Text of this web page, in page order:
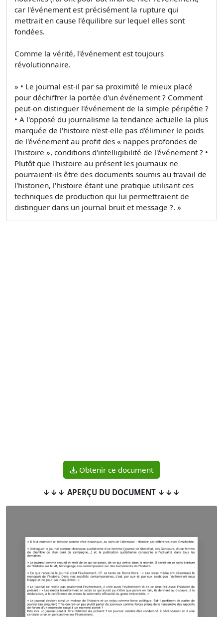
car l'événement est précisément la rupture qui
mettrait en cause l'équilibre sur lequel elles sont
fondées.
Comme la vérité, l'événement est toujours
révolutionnaire.
» • Le journal est-il par sa proximité le mieux placé
pour déchiffrer la portée d'un événement ? Comment
peut-on distinguer l'événement de la simple péripétie ?
• A l'opposé du journalisme la tendance actuelle la plus
marquée de l'histoire n'est-elle pas d'éliminer le poids
de l'événement au profit des « nappes profondes de
l'histoire », conditions d'intelligibilité de l'événement ? •
Plutôt que l'histoire au présent les journaux ne
pourraient-ils être des documents soumis au travail de
l'historien, l'histoire étant une pratique utilisant ces
techniques de production qui lui permettraient de
distinguer dans un journal bruit et message ?. »
Obtenir ce document
↓↓↓ APERÇU DU DOCUMENT ↓↓↓